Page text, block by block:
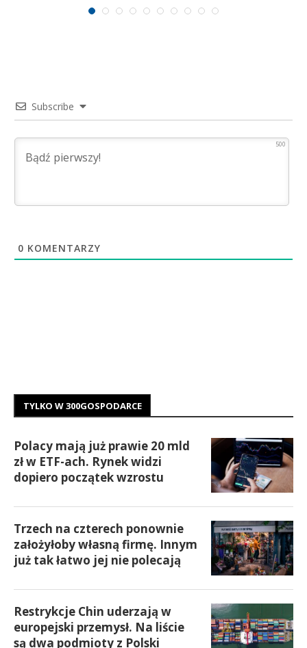
Subscribe
500
0 KOMENTARZY
TYLKO W 300GOSPODARCE
Polacy mają już prawie 20 mld
zł w ETF-ach. Rynek widzi
dopiero początek wzrostu
Trzech na czterech ponownie
założyłoby własną firmę. Innym
już tak łatwo jej nie polecają
Restrykcje Chin uderzają w
europejski przemysł. Na liście
są dwa podmioty z Polski